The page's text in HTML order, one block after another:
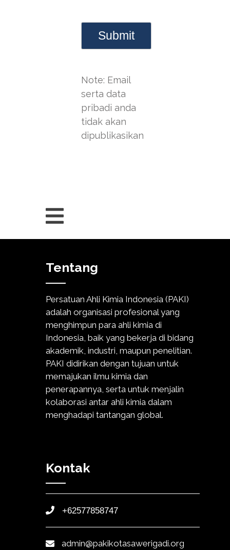
Note: Email
serta data
pribadi anda
tidak akan
dipublikasikan
Tentang
Persatuan Ahli Kimia Indonesia (PAKI)
adalah organisasi profesional yang
menghimpun para ahli kimia di
Indonesia, baik yang bekerja di bidang
akademik, industri, maupun penelitian.
PAKI didirikan dengan tujuan untuk
memajukan ilmu kimia dan
penerapannya, serta untuk menjalin
kolaborasi antar ahli kimia dalam
menghadapi tantangan global.
Kontak
+62577858747
admin@pakikotasawerigadi.org